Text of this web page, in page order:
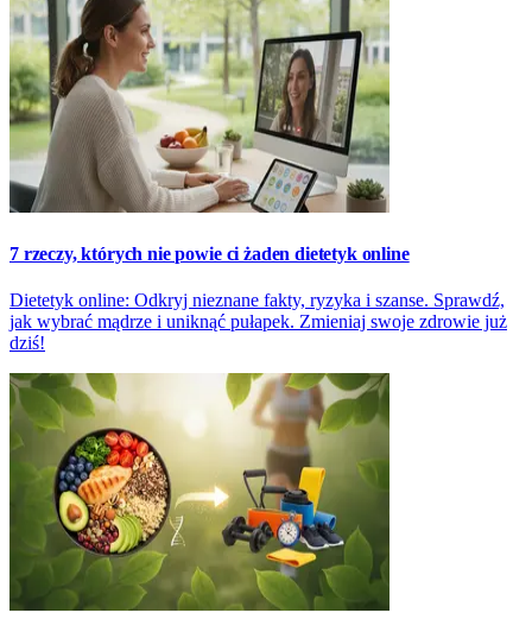
7 rzeczy, których nie powie ci żaden dietetyk online
Dietetyk online: Odkryj nieznane fakty, ryzyka i szanse. Sprawdź,
jak wybrać mądrze i uniknąć pułapek. Zmieniaj swoje zdrowie już
dziś!